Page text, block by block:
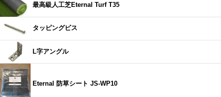
最高級人工芝Eternal Turf T35
タッピングビス
L字アングル
Eternal 防草シート JS-WP10